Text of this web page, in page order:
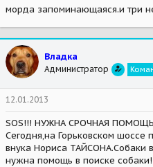
морда запоминающаяся.и три
Владка
Администратор
12.01.2013
SOS!!! НУЖНА СРОЧНАЯ
Сегодня,на Горьковском шоссе
внука Нориса ТАЙСОНА.Собаки
нужна помощь в поиске собаки!